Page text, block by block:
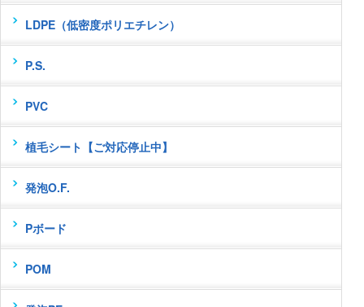
LDPE（低密度ポリエチレン）
P.S.
PVC
植毛シート【ご対応停止中】
発泡O.F.
Pボード
POM